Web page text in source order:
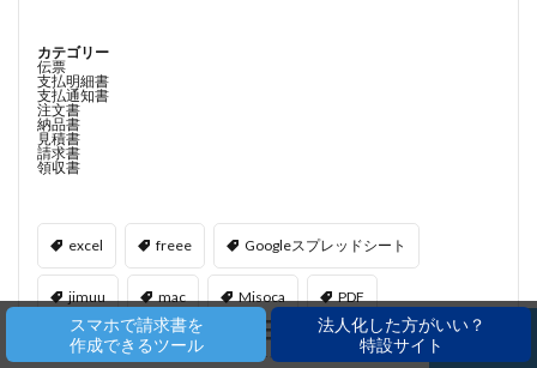
カテゴリー
伝票
支払明細書
支払通知書
注文書
納品書
見積書
請求書
領収書
excel freee Googleスプレッドシート
jimuu mac Misoca PDF
PDF作り方 PDF作成 web納品書
シェア 電話
スマホで請求書を
作成できるツール
法人化した方がいい？
特設サイト